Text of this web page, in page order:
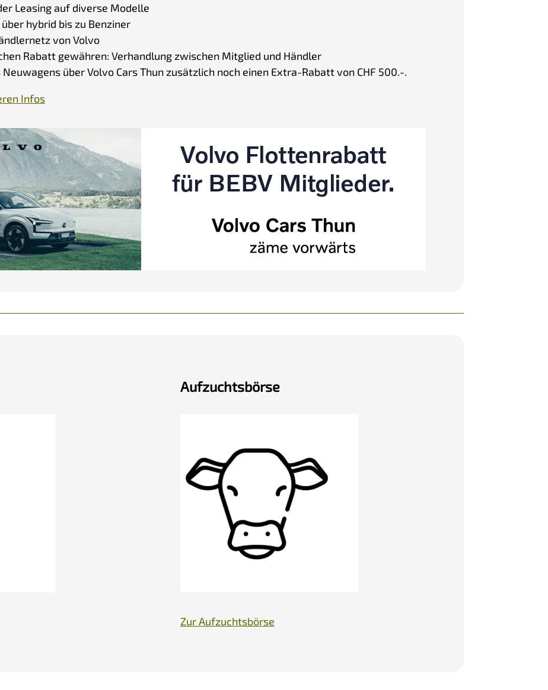
Leasing auf diverse Modelle
hybrid bis zu Benziner
von Volvo
Rabatt gewähren: Verhandlung zwischen Mitglied und Händler
über Volvo Cars Thun zusätzlich noch einen Extra-Rabatt von CHF 500.-.
Infos
Aufzuchtsbörse
Zur Aufzuchtsbörse